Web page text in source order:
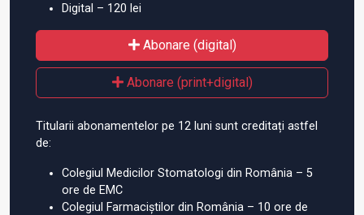
Digital – 120 lei
Abonare (digital)
Abonare (print+digital)
Titularii abonamentelor pe 12 luni sunt creditați astfel
de:
Colegiul Medicilor Stomatologi din România – 5
ore de EMC
Colegiul Farmaciștilor din România – 10 ore de